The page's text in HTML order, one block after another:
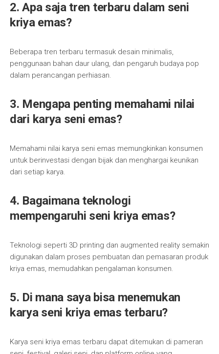
2. Apa saja tren terbaru dalam seni
kriya emas?
Beberapa tren terbaru termasuk desain minimalis,
penggunaan bahan daur ulang, dan pengaruh budaya pop
dalam perancangan perhiasan.
3. Mengapa penting memahami nilai
dari karya seni emas?
Memahami nilai karya seni emas memungkinkan konsumen
untuk berinvestasi dengan bijak dan menghargai keunikan
dari setiap karya.
4. Bagaimana teknologi
mempengaruhi seni kriya emas?
Teknologi seperti 3D printing dan augmented reality semakin
digunakan dalam proses pembuatan dan pemasaran produk
kriya emas, memudahkan pengalaman konsumen.
5. Di mana saya bisa menemukan
karya seni kriya emas terbaru?
Karya seni kriya emas terbaru dapat ditemukan di pameran